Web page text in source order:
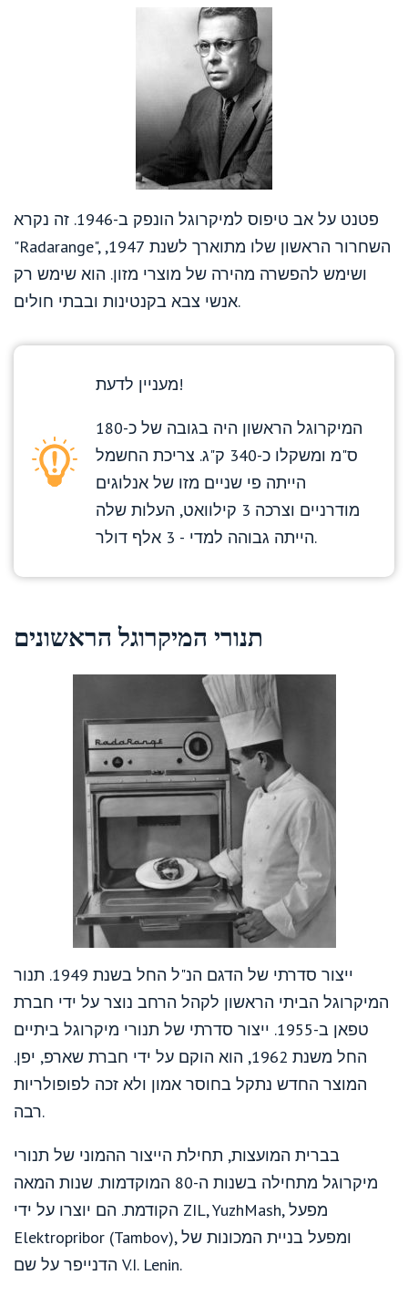
פטנט על אב טיפוס למיקרוגל הונפק ב-1946. זה נקרא
"Radarange", השחרור הראשון שלו מתוארך לשנת 1947,
ושימש להפשרה מהירה של מוצרי מזון. הוא שימש רק
אנשי צבא בקנטינות ובבתי חולים.
מעניין לדעת!
המיקרוגל הראשון היה בגובה של כ-180
ס"מ ומשקלו כ-340 ק"ג. צריכת החשמל
הייתה פי שניים מזו של אנלוגים
מודרניים וצרכה 3 קילוואט, העלות שלה
הייתה גבוהה למדי - 3 אלף דולר.
תנורי המיקרוגל הראשונים
ייצור סדרתי של הדגם הנ"ל החל בשנת 1949. תנור
המיקרוגל הביתי הראשון לקהל הרחב נוצר על ידי חברת
טפאן ב-1955. ייצור סדרתי של תנורי מיקרוגל ביתיים
החל משנת 1962, הוא הוקם על ידי חברת שארפ, יפן.
המוצר החדש נתקל בחוסר אמון ולא זכה לפופולריות
רבה.
בברית המועצות, תחילת הייצור ההמוני של תנורי
מיקרוגל מתחילה בשנות ה-80 המוקדמות. שנות המאה
הקודמת. הם יוצרו על ידי ZIL, YuzhMash, מפעל
Elektropribor (Tambov), ומפעל בניית המכונות של
הדנייפר על שם V.I. Lenin.